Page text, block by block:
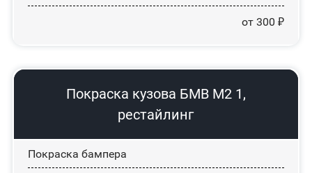
от 300 ₽
Покраска кузова БМВ М2 1,
рестайлинг
Покраска бампера